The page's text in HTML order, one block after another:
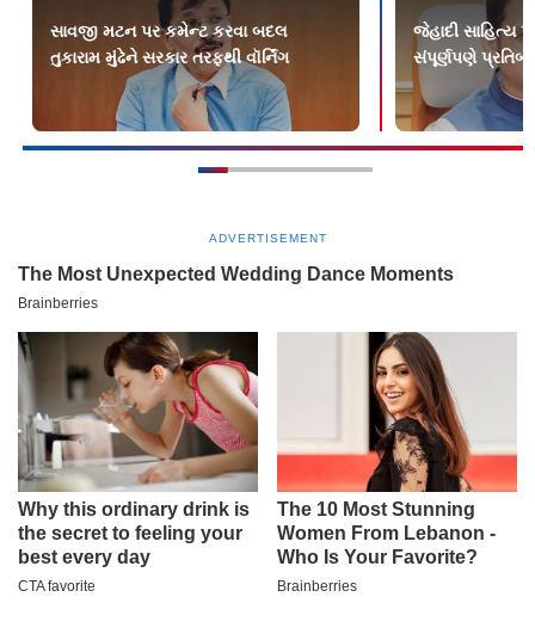
સાવજી મટન પર કમેન્ટ કરવા બદલ
તુકારામ મુંઢેને સરકાર તરફથી વૉર્નિંગ
જેહાદી સાહિત્ય
સંપૂર્ણપણે
ADVERTISEMENT